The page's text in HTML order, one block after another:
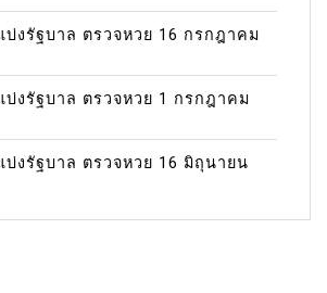
งรัฐบาล ตรวจหวย 16 กรกฎาคม
งรัฐบาล ตรวจหวย 1 กรกฎาคม
งรัฐบาล ตรวจหวย 16 มิถุนายน